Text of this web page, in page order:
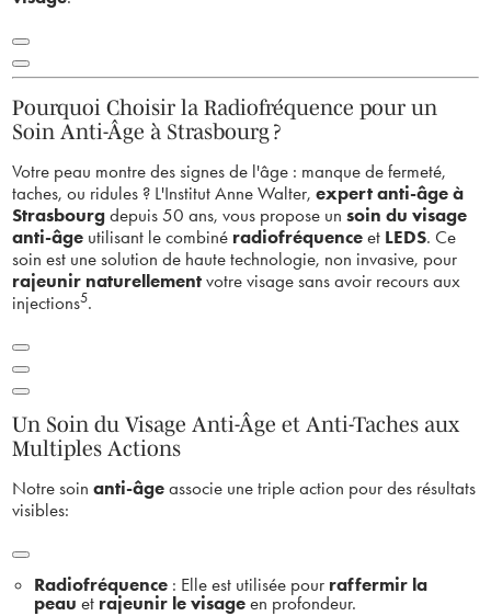
Pourquoi Choisir la Radiofréquence pour un
Soin Anti-Âge à Strasbourg ?
Votre peau montre des signes de l'âge : manque de fermeté,
taches, ou ridules ? L'Institut Anne Walter,expert anti-âge à
Strasbourg depuis 50 ans, vous propose unsoin du visage
anti-âge utilisant le combiné radiofréquence et LEDS.Ce
soin est une solution de haute technologie, non invasive, pour
rajeunir naturellement votre visage sans avoir recours aux
injections5.
Un Soin du Visage Anti-Âge et Anti-Taches aux
Multiples Actions
Notre soinanti-âge associe une triple action pour des résultats
visibles:
Radiofréquence : Elle est utilisée pour raffermir la
peau et rajeunir le visage en profondeur.